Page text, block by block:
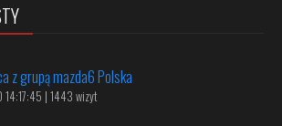
z grupą mazda6 Polska
| 1443 wizyt